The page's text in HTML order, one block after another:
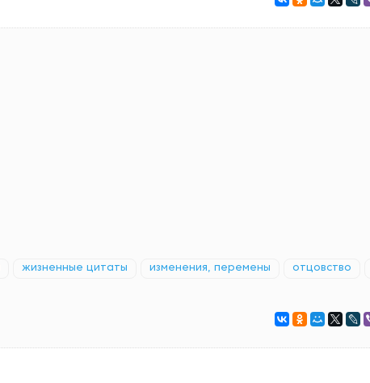
жизненные цитаты изменения, перемены отцовство